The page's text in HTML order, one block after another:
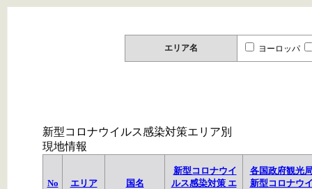
エリア名 ヨーロッパ
新型コロナウイルス感染対策エリア別
現地情報
No エリア 国名
新型コロナウイ
ルス感染対策 エ
各国政府観光
新型コロナウ